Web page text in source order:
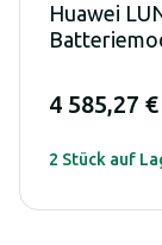
Huawei
4 585,27 €
2 Stück auf